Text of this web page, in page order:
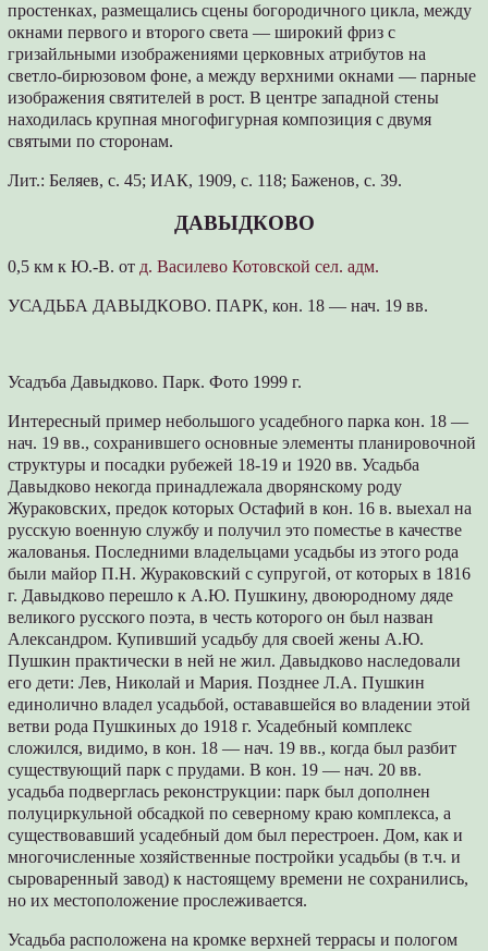
простенках, размещались сцены богородичного цикла, между
окнами первого и второго света — широкий фриз с
гризайльными изображениями церковных атрибутов на
светло-бирюзовом фоне, а между верхними окнами — парные
изображения святителей в рост. В центре западной стены
находилась крупная многофигурная композиция с двумя
святыми по сторонам.
Лит.: Беляев, с. 45; ИАК, 1909, с. 118; Баженов, с. 39.
ДАВЫДКОВО
0,5 км к Ю.-В. от д. Василево Котовской сел. адм.
УСАДЬБА ДАВЫДКОВО. ПАРК, кон. 18 — нач. 19 вв.
Усадъба Давыдково. Парк. Фото 1999 г.
Интересный пример небольшого усадебного парка кон. 18 —
нач. 19 вв., сохранившего основные элементы планировочной
структуры и посадки рубежей 18-19 и 1920 вв. Усадьба
Давыдково некогда принадлежала дворянскому роду
Жураковских, предок которых Остафий в кон. 16 в. выехал на
русскую военную службу и получил это поместье в качестве
жалованья. Последними владельцами усадьбы из этого рода
были майор П.Н. Жураковский с супругой, от которых в 1816
г. Давыдково перешло к А.Ю. Пушкину, двоюродному дяде
великого русского поэта, в честь которого он был назван
Александром. Купивший усадьбу для своей жены А.Ю.
Пушкин практически в ней не жил. Давыдково наследовали
его дети: Лев, Николай и Мария. Позднее Л.А. Пушкин
единолично владел усадьбой, остававшейся во владении этой
ветви рода Пушкиных до 1918 г. Усадебный комплекс
сложился, видимо, в кон. 18 — нач. 19 вв., когда был разбит
существующий парк с прудами. В кон. 19 — нач. 20 вв.
усадьба подверглась реконструкции: парк был дополнен
полуциркульной обсадкой по северному краю комплекса, а
существовавший усадебный дом был перестроен. Дом, как и
многочисленные хозяйственные постройки усадьбы (в т.ч. и
сыроваренный завод) к настоящему времени не сохранились,
но их местоположение прослеживается.
Усадьба расположена на кромке верхней террасы и пологом